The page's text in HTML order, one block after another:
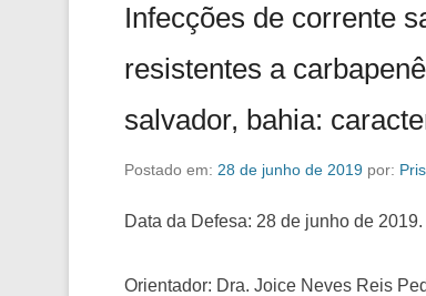
Infecções de corrente
resistentes a
salvador, bahia:
Postado em: 28 de junho de 2019 por:
Data da Defesa: 28 de junho de 2019.
Orientador: Dra. Joice Neves Reis